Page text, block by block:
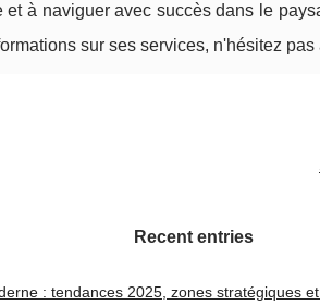
à naviguer avec succès dans le
sur ses services, n'hésitez pas
Recent entries
: tendances 2025, zones stratégiques